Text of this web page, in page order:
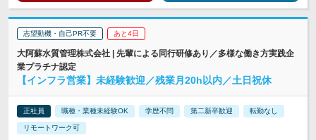
志望動機・自己PR不要 あと4日
大阿蘇水質管理株式会社 | 先輩による同行研修あり／多様な働き方実践企
業プラチナ認定
【インフラ営業】未経験歓迎／残業月20h以内／土日祝休
正社員 職種・業種未経験OK 学歴不問 第二新卒歓迎 転勤なし
リモートワーク可